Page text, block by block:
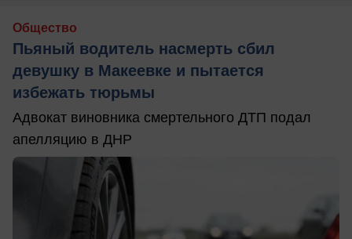
Общество
Пьяный водитель насмерть сбил
девушку в Макеевке и пытается
избежать тюрьмы
Адвокат виновника смертельного ДТП подал
апелляцию в ДНР